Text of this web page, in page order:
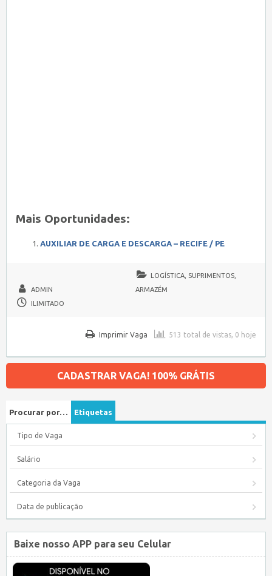
Mais Oportunidades:
AUXILIAR DE CARGA E DESCARGA – RECIFE / PE
ADMIN
LOGÍSTICA, SUPRIMENTOS,
ARMAZÉM
ILIMITADO
513 total de vistas, 0 hoje
Imprimir Vaga
CADASTRAR VAGA! 100% GRÁTIS
Procurar por… Etiquetas
Tipo de Vaga
Salário
Categoria da Vaga
Data de publicação
Baixe nosso APP para seu Celular